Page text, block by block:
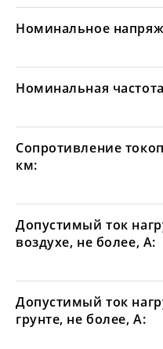
Номинальное
Номинальная
Сопротивление
км:
Допустимый ток
воздухе, не более, А:
Допустимый ток
грунте, не более, А: